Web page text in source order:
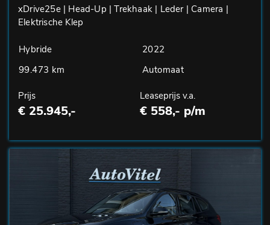
xDrive25e | Head-Up | Trekhaak | Leder | Camera |
Elektrische Klep
Hybride
2022
99.473 km
Automaat
Prijs
€ 25.945,-
Leaseprijs v.a.
€ 558,- p/m